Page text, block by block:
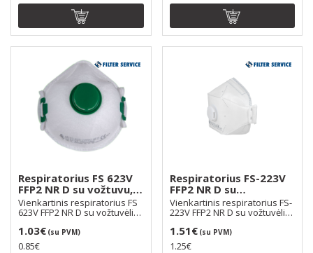
Respiratorius FS 623V
FFP2 NR D su vožtuvu,
dirželiai per galvą
Vienkartinis respiratorius FS
623V FFP2 NR D su vožtuvėliu
1.03€ (su PVM)
0.85€
Respiratorius FS-223V
FFP2 NR D su
vožtuvėliu, trijų
plokštumų, dirželiai per
Vienkartinis respiratorius FS-
223V FFP2 NR D su vožtuvėliu,
1.51€ (su PVM)
1.25€